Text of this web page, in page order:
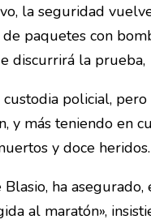
la seguridad
paquetes con
discurrirá la prueba,
policial,
y más teniendo en
y doce heridos.
ha
al maratón»,